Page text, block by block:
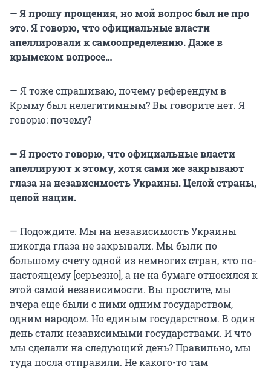
— Я прошу прощения, но мой вопрос был не про
это. Я говорю, что официальные власти
апеллировали к самоопределению. Даже в
крымском вопросе…
— Я тоже спрашиваю, почему референдум в
Крыму был нелегитимным? Вы говорите нет. Я
говорю: почему?
— Я просто говорю, что официальные власти
апеллируют к этому, хотя сами же закрывают
глаза на независимость Украины. Целой страны,
целой нации.
— Подождите. Мы на независимость Украины
никогда глаза не закрывали. Мы были по
большому счету одной из немногих стран, кто по-
настоящему [серьезно], а не на бумаге относился к
этой самой независимости. Вы простите, мы
вчера еще были с ними одним государством,
одним народом. Но единым государством. В один
день стали независимыми государствами. И что
мы сделали на следующий день? Правильно, мы
туда посла отправили. Не какого-то там